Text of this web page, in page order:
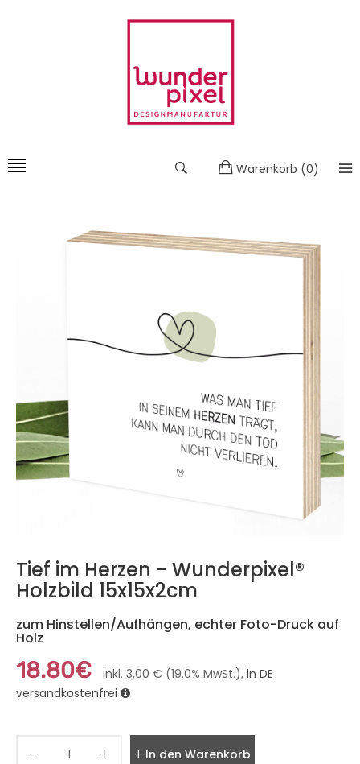
Warenkorb (0)
Tief im Herzen - Wunderpixel®
Holzbild 15x15x2cm
zum Hinstellen/Aufhängen, echter Foto-Druck auf
Holz
18.80€ inkl. 3,00 € (19.0% MwSt.), in DE
versandkostenfrei
In den Warenkorb legen